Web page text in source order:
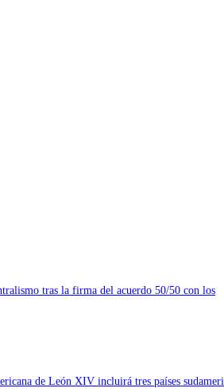
tras la firma del acuerdo 50/50 con los
de León XIV incluirá tres países